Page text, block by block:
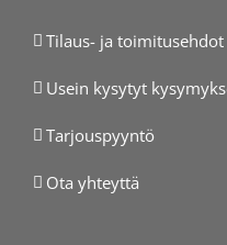
Tilaus- ja toimitusehdot
Usein kysytyt
Tarjouspyyntö
Ota yhteyttä